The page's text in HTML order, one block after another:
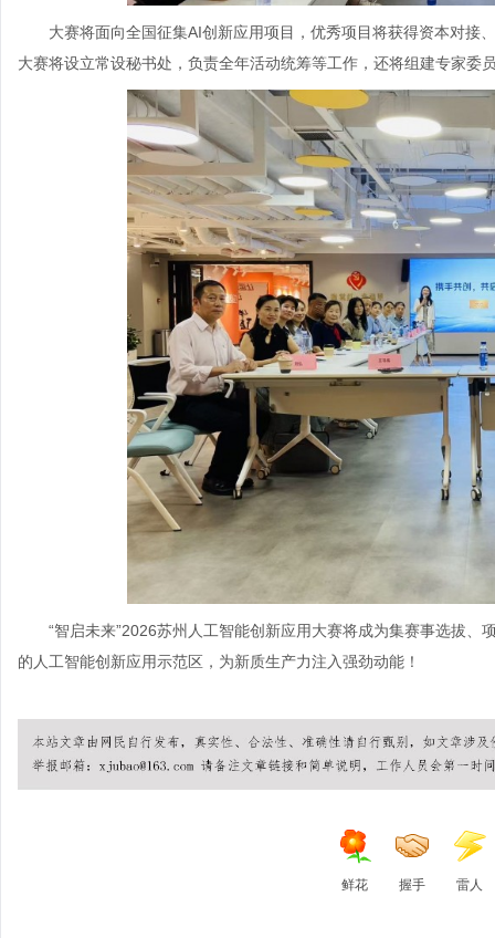
大赛将面向全国征集AI创新应用项目，优秀项目将获得资本对接
大赛将设立常设秘书处，负责全年活动统筹等工作，还将组建专家委
“智启未来”2026苏州人工智能创新应用大赛将成为集赛事选拔
的人工智能创新应用示范区，为新质生产力注入强劲动能！
鲜花 握手 雷人